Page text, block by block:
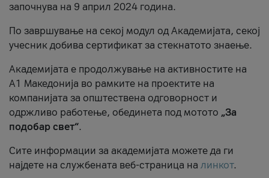
започнува на 9 април 2024 година.
По завршување на секој модул од Академијата, секој
учесник добива сертификат за стекнатото знаење.
Академијата е продолжување на активностите на
А1 Македонија во рамките на проектите на
компанијата за општествена одговорност и
одржливо работење, обединета под мотото „За
подобар свет“.
Сите информации за академијата можете да ги
најдете на службената веб-страница на линкот.